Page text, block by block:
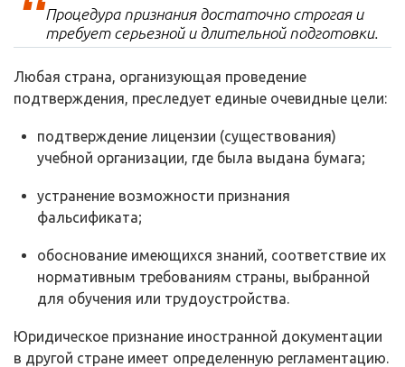
Процедура признания достаточно строгая и
требует серьезной и длительной подготовки.
Любая страна, организующая проведение
подтверждения, преследует единые очевидные цели:
подтверждение лицензии (существования)
учебной организации, где была выдана бумага;
устранение возможности признания
фальсификата;
обоснование имеющихся знаний, соответствие их
нормативным требованиям страны, выбранной
для обучения или трудоустройства.
Юридическое признание иностранной документации
в другой стране имеет определенную регламентацию.